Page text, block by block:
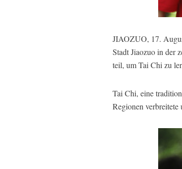
JIAOZUO, 17.
Stadt Jiaozuo in der
teil, um Tai Chi zu
Tai Chi, eine
Regionen